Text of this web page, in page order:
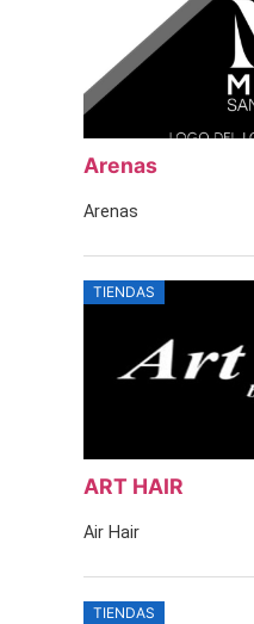
Arenas
Arenas
TIENDAS
ART HAIR
Air Hair
TIENDAS